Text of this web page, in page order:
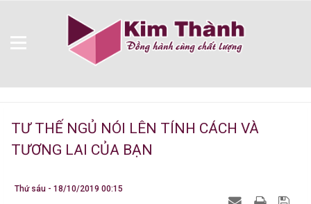
TƯ THẾ NGỦ NÓI LÊN TÍNH CÁCH VÀ
TƯƠNG LAI CỦA BẠN
Thứ sáu - 18/10/2019 00:15